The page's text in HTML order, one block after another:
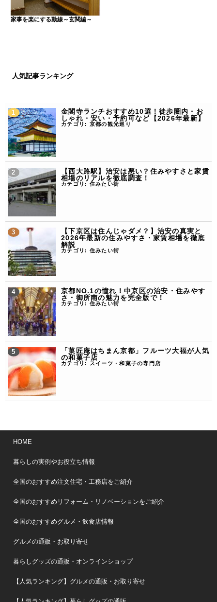
家事を楽にする動線～玄関編～
人気記事ランキング
金閣寺ランチおすすめ10選！徒歩圏内・お
しゃれ・安い・予約可など【2026年最新】
カテゴリ: 京都の観光巡り
【西大路駅】治安は悪い？住みやすさと家賃
相場のリアルを徹底調査！
カテゴリ: 住みたい街
【下京区は住んじゃダメ？】治安の真実と
2026年最新の住みやすさ・家賃相場を徹底
解説
カテゴリ: 住みたい街
京都NO.1の憧れ！中京区の治安・住みやす
さ・御所南の魅力を完全版で！
カテゴリ: 住みたい街
「菓匠庵はちまん京都」フルーツ大福が人気
の和菓子店
カテゴリ: スイーツ・和菓子の専門店
HOME
暮らしの実例やお役立ち情報
全国のおすすめ注文住宅・工務店をご紹介
全国のおすすめリフォーム・リノベーションをご紹介
全国のおすすめグルメ・飲食店情報
グルメの通販・お取り寄せ
暮らしグッズの通販・オンラインショップ
【人気ランキング】グルメの通販・お取り寄せ